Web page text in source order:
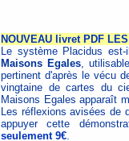
NOUVEAU livret PDF
Le système Placidus
Maisons Egales,
pertinent d'après le vécu
vingtaine de cartes du
Maisons Egales apparaît
Les réflexions avisées de
appuyer cette
seulement 9€.